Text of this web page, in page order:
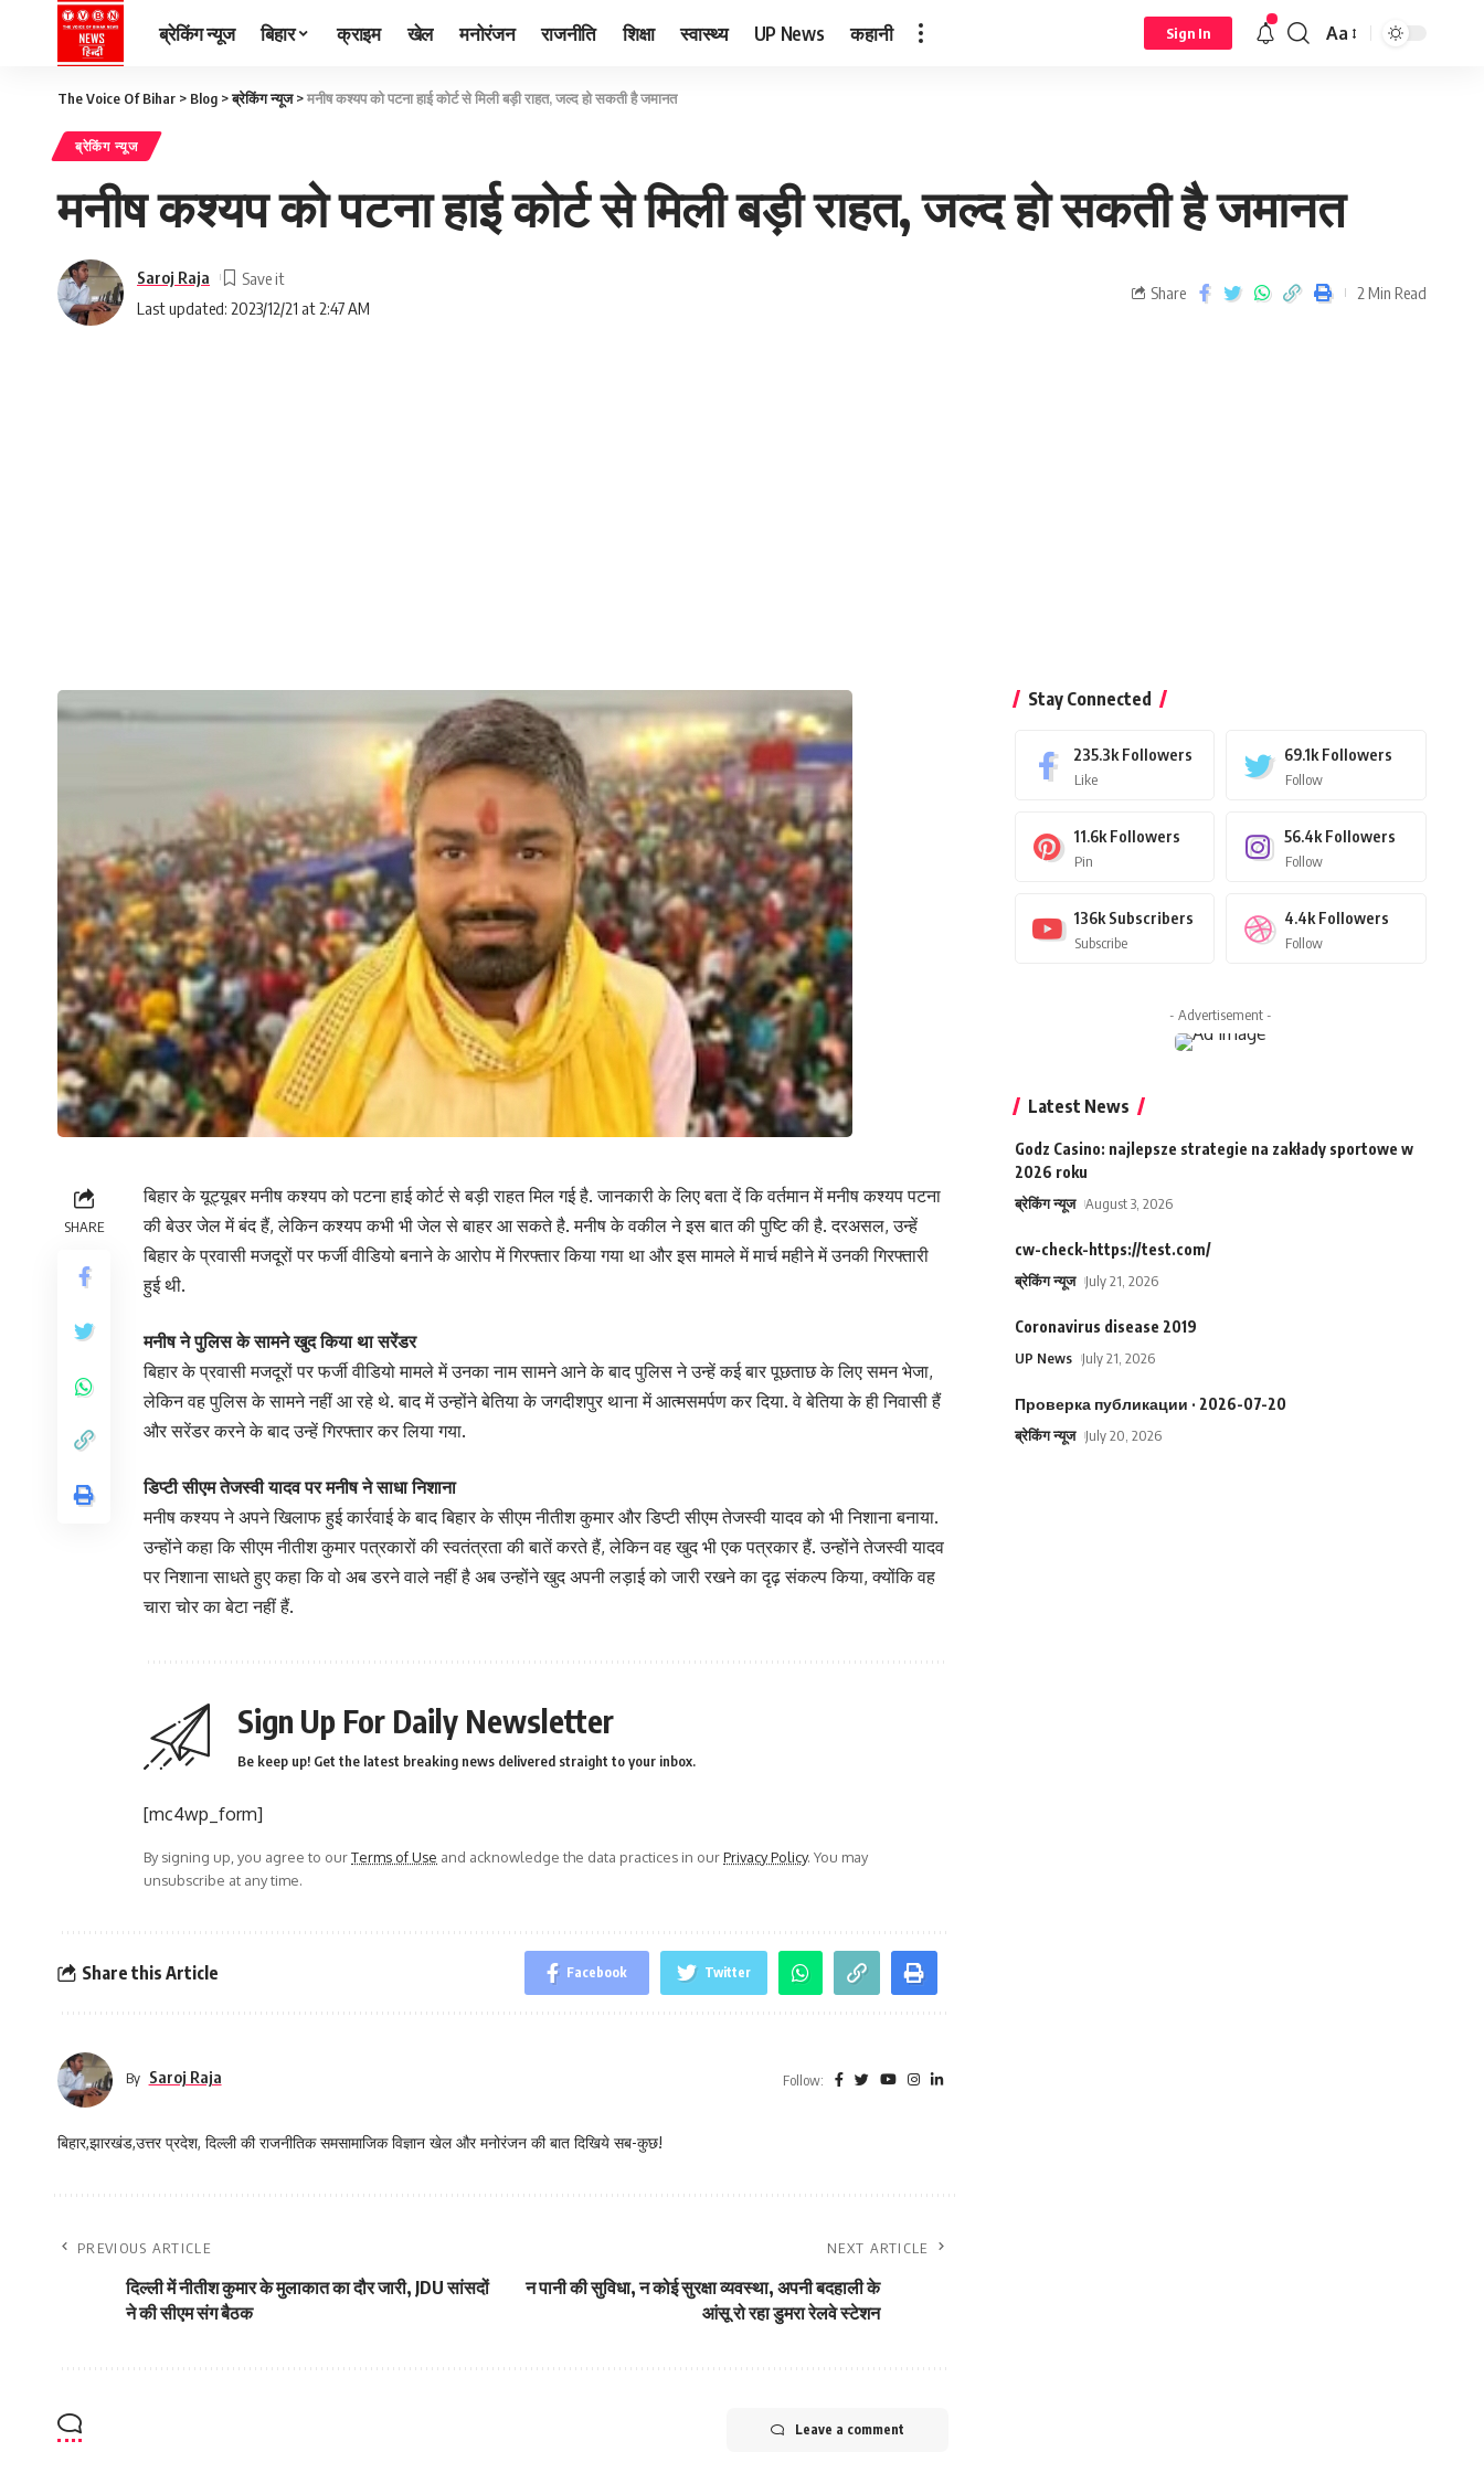
ब्रेकिंग न्यूज बिहार क्राइम खेल मनोरंजन राजनीति शिक्षा स्वास्थ्य UP News कहानी Sign In Aa
The Voice Of Bihar > Blog >ब्रेकिंग न्यूज>मनीष कश्यप को पटना हाई कोर्ट से मिली बड़ी राहत, जल्द हो सकती है जमानत
ब्रेकिंग न्यूज
मनीष कश्यप को पटना हाई कोर्ट से मिली बड़ी राहत, जल्द हो सकती है जमानत
Last updated: 2023/12/21 at 2:47 AM
Saroj Raja
Share 2 Min Read
SHARE
बिहार के यूट्यूबर मनीष कश्यप को पटना हाई कोर्ट से बड़ी राहत मिल गई है. जानकारी के लिए बता दें कि वर्तमान में मनीष कश्यप पटना
की बेउर जेल में बंद हैं, लेकिन कश्यप कभी भी जेल से बाहर आ सकते है. मनीष के वकील ने इस बात की पुष्टि की है. दरअसल, उन्हें
बिहार के प्रवासी मजदूरों पर फर्जी वीडियो बनाने के आरोप में गिरफ्तार किया गया था और इस मामले में मार्च महीने में उनकी गिरफ्तारी
हुई थी.
मनीष ने पुलिस के सामने खुद किया था सरेंडर
बिहार के प्रवासी मजदूरों पर फर्जी वीडियो मामले में उनका नाम सामने आने के बाद पुलिस ने उन्हें कई बार पूछताछ के लिए समन भेजा,
लेकिन वह पुलिस के सामने नहीं आ रहे थे. बाद में उन्होंने बेतिया के जगदीशपुर थाना में आत्मसमर्पण कर दिया. वे बेतिया के ही निवासी हैं
और सरेंडर करने के बाद उन्हें गिरफ्तार कर लिया गया.
डिप्टी सीएम तेजस्वी यादव पर मनीष ने साधा निशाना
मनीष कश्यप ने अपने खिलाफ हुई कार्रवाई के बाद बिहार के सीएम नीतीश कुमार और डिप्टी सीएम तेजस्वी यादव को भी निशाना बनाया.
उन्होंने कहा कि सीएम नीतीश कुमार पत्रकारों की स्वतंत्रता की बातें करते हैं, लेकिन वह खुद भी एक पत्रकार हैं. उन्होंने तेजस्वी यादव
पर निशाना साधते हुए कहा कि वो अब डरने वाले नहीं है अब उन्होंने खुद अपनी लड़ाई को जारी रखने का दृढ़ संकल्प किया, क्योंकि वह
चारा चोर का बेटा नहीं हैं.
Sign Up For Daily Newsletter
Be keep up! Get the latest breaking news delivered straight to your inbox.
[mc4wp_form]
By signing up, you agree to ourTerms of Use and acknowledge the data practices in ourPrivacy Policy. You may
unsubscribe at any time.
Share this Article Facebook Twitter
By Saroj Raja Follow:
बिहार,झारखंड,उत्तर प्रदेश, दिल्ली की राजनीतिक समसामाजिक विज्ञान खेल और मनोरंजन की बात दिखिये सब-कुछ!
PREVIOUS ARTICLE
दिल्ली में नीतीश कुमार के मुलाकात का दौर जारी, JDU सांसदों
ने की सीएम संग बैठक
NEXT ARTICLE
न पानी की सुविधा, न कोई सुरक्षा व्यवस्था, अपनी बदहाली के
आंसू रो रहा डुमरा रेलवे स्टेशन
Leave a comment
Stay Connected
235.3k Followers
Like
69.1k Followers
Follow
11.6k Followers
Pin
56.4k Followers
Follow
136k Subscribers
Subscribe
4.4k Followers
Follow
- Advertisement -
Latest News
Godz Casino: najlepsze strategie na zakłady sportowe w
2026 roku
ब्रेकिंग न्यूज August 3, 2026
cw-check-https://test.com/
ब्रेकिंग न्यूज July 21, 2026
Coronavirus disease 2019
UP News July 21, 2026
Проверка публикации · 2026-07-20
ब्रेकिंग न्यूज July 20, 2026